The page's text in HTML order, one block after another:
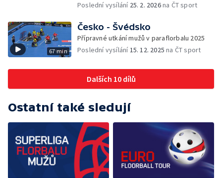
Poslední vysílání 25. 2. 2026na ČT sport
67 min
Česko - Švédsko
Přípravné utkání mužů v paraflorbalu 2025
Poslední vysílání15. 12. 2025 na ČT sport
Dalších 10 dílů
Ostatní také sledují